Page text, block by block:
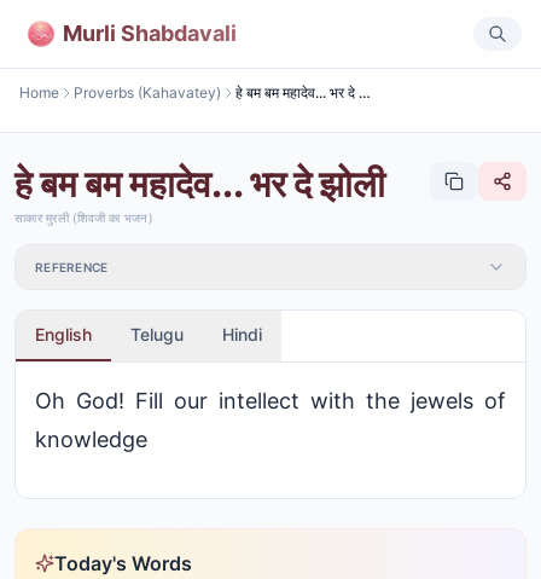
Murli Shabdavali
Home Proverbs (Kahavatey) हे बम बम महादेव... भर दे झोली
हे बम बम महादेव... भर दे झोली
साकार मुरली (शिवजी का भजन)
REFERENCE
English Telugu Hindi
Oh God! Fill our intellect with the jewels of
knowledge
Today's Words